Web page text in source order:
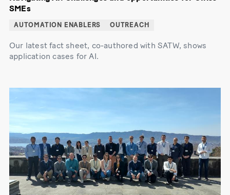
SMEs
AUTOMATION ENABLERS OUTREACH
Our latest fact sheet, co-authored with SATW, shows
application cases for AI.